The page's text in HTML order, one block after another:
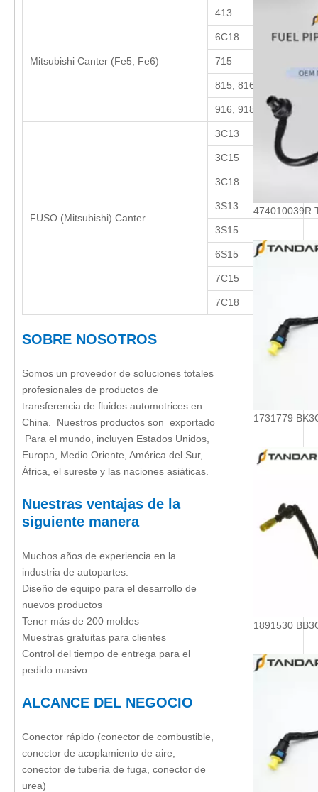
Mitsubishi Canter (Fe5, Fe6)
413
6C18
715
815, 816
916, 918
FUSO (Mitsubishi) Canter
3C13
3C15
3C18
3S13
3S15
6S15
7C15
7C18
SOBRE NOSOTROS
Somos un proveedor de soluciones totales
profesionales de productos de
transferencia de fluidos automotrices en
China. Nuestros productos son exportado
Para el mundo, incluyen Estados Unidos,
Europa, Medio Oriente, América del Sur,
África, el sureste y las naciones asiáticas.
Nuestras ventajas de la
siguiente manera
Muchos años de experiencia en la
industria de autopartes.
Diseño de equipo para el desarrollo de
nuevos productos
Tener más de 200 moldes
Muestras gratuitas para clientes
Control del tiempo de entrega para el
pedido masivo
ALCANCE DEL NEGOCIO
Conector rápido (conector de combustible,
conector de acoplamiento de aire,
conector de tubería de fuga, conector de
urea)